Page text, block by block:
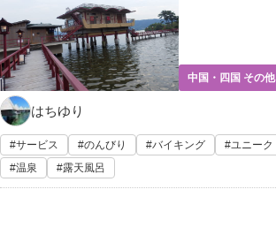
中国・四国 その他
はちゆり
サービス のんびり バイキング ユニーク
温泉
露天風呂